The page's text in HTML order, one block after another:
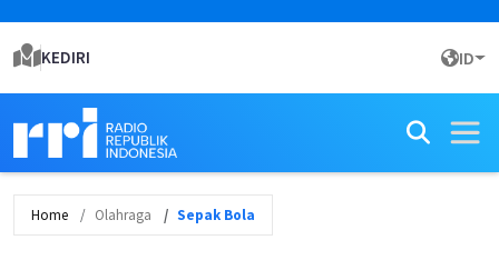
KEDIRI ID
Home Olahraga Sepak Bola